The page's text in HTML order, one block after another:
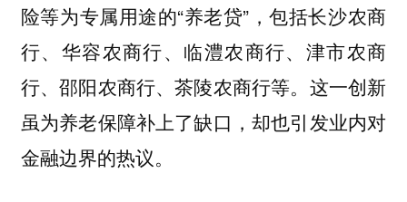
险等为专属用途的“养老贷”，包括长沙农商
行、华容农商行、临澧农商行、津市农商
行、邵阳农商行、茶陵农商行等。这一创新
虽为养老保障补上了缺口，却也引发业内对
金融边界的热议。